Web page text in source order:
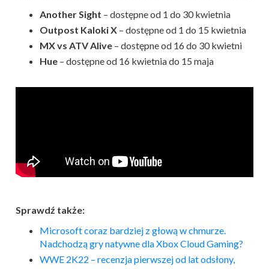
Another Sight – dostępne od 1 do 30 kwietnia
Outpost Kaloki X – dostępne od 1 do 15 kwietnia
MX vs ATV Alive – dostępne od 16 do 30 kwietni
Hue – dostępne od 16 kwietnia do 15 maja
Sprawdź także:
Microsoft coraz bardziej z głową w chmurze.
Nadchodzą gry natywne dla Xbox Cloud Gaming?
WWE 2K22 – recenzja pierwszej od lat odsłony,